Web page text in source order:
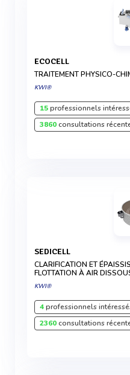
ECOCELL
TRAITEMENT PHYSICO-
KWI®
15professionnels
3860consultations
SEDICELL
CLARIFICATION ET
FLOTTATION À AIR
KWI®
4professionnels
2360consultations